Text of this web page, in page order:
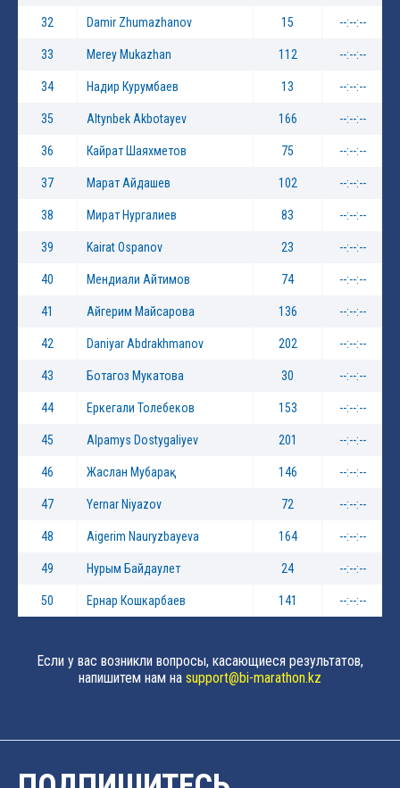
32 Damir Zhumazhanov 15 --:--:--
33 Merey Mukazhan 112 --:--:--
34 Надир Курумбаев 13 --:--:--
35 Altynbek Akbotayev 166 --:--:--
36 Кайрат Шаяхметов 75 --:--:--
37 Марат Айдашев 102 --:--:--
38 Мират Нургалиев 83 --:--:--
39 Kairat Ospanov 23 --:--:--
40 Мендиали Айтимов 74 --:--:--
41 Айгерим Майсарова 136 --:--:--
42 Daniyar Abdrakhmanov 202 --:--:--
43 Ботагоз Мукатова 30 --:--:--
44 Еркегали Толебеков 153 --:--:--
45 Alpamys Dostygaliyev 201 --:--:--
46 Жаслан Мубарақ 146 --:--:--
47 Yernar Niyazov 72 --:--:--
48 Aigerim Nauryzbayeva 164 --:--:--
49 Нурым Байдаулет 24 --:--:--
50 Ернар Кошкарбаев 141 --:--:--
Если у вас возникли вопросы, касающиеся результатов,
напишитем нам на support@bi-marathon.kz